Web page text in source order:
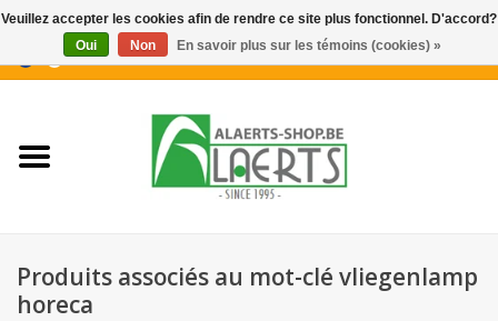
0 Articles - €0,00
Nouveautés
Biscuits pour le café
Produits associés au mot-clé vliegenlamp
horeca
Veuillez accepter les cookies afin de rendre ce site plus fonctionnel. D'accord?
Oui
Non En savoir plus sur les témoins (cookies) »